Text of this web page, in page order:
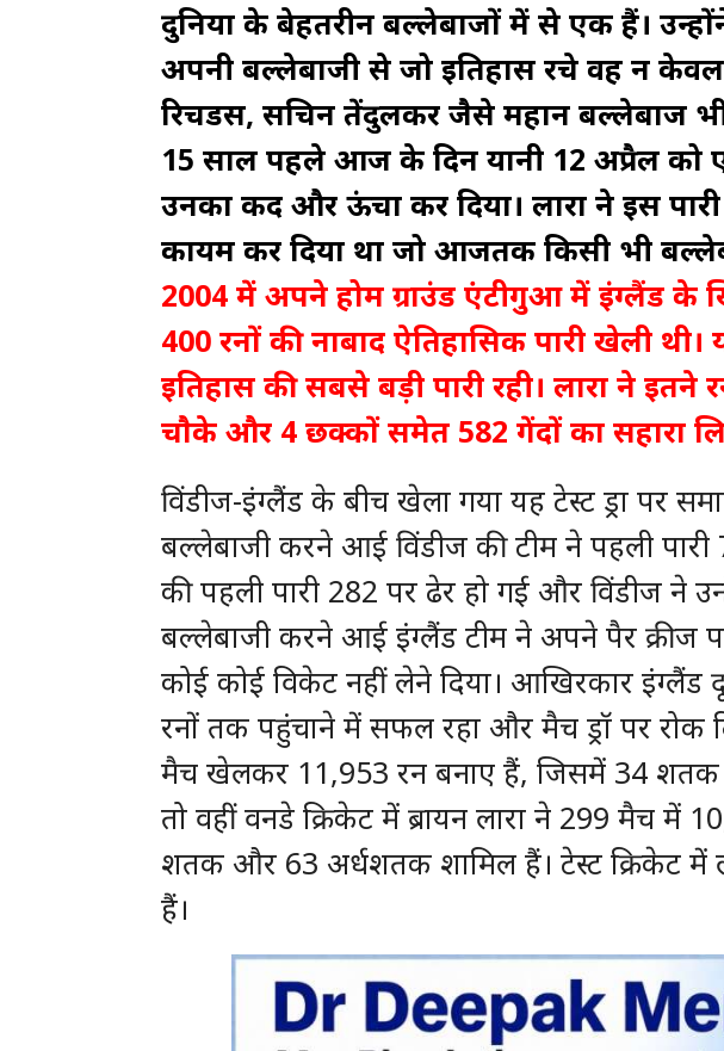
दुनिया के बेहतरीन बल्लेबाजों में से एक हैं।
अपनी बल्लेबाजी से जो इतिहास रचे वह न
रिचर्डस, सचिन तेंदुलकर जैसे महान बल्लेबाज
15 साल पहले आज के दिन यानी 12 अप्रैल को
उनका कद और ऊंचा कर दिया। लारा ने इस
कायम कर दिया था जो आजतक किसी भी
2004 में अपने होम ग्राउंड एंटीगुआ में इंग्लैंड के
400 रनों की नाबाद ऐतिहासिक पारी खेली थी।
इतिहास की सबसे बड़ी पारी रही। लारा ने
चाैके और 4 छक्कों समेत 582 गेंदों का सहारा
विंडीज-इंग्लैंड के बीच खेला गया यह टेस्ट ड्रा पर
बल्लेबाजी करने आई विंडीज की टीम ने पहली पारी
की पहली पारी 282 पर ढेर हो गई और विंडीज ने
बल्लेबाजी करने आई इंग्लैंड टीम ने अपने पैर क्रीज
कोई कोई विकेट नहीं लेने दिया। आखिरकार इंग्लैंड
रनों तक पहुंचाने में सफल रहा और मैच ड्रॉ पर रोक
मैच खेलकर 11,953 रन बनाए हैं, जिसमें 34
तो वहीं वनडे क्रिकेट में ब्रायन लारा ने 299 मैच में
शतक और 63 अर्धशतक शामिल हैं। टेस्ट क्रिकेट में
हैं।